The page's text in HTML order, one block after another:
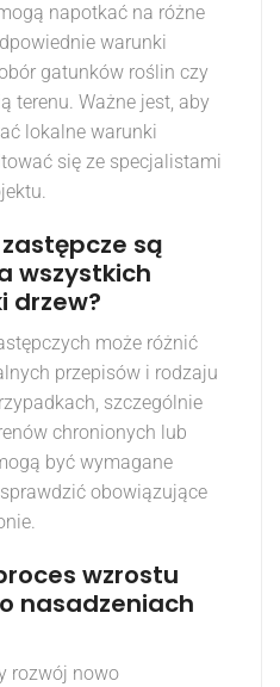
napotkać na różne
warunki
gatunków roślin czy
terenu. Ważne jest, aby
lokalne warunki
się ze specjalistami
są
wszystkich
drzew?
może różnić
przepisów i rodzaju
szczególnie
chronionych lub
być wymagane
obowiązujące
wzrostu
nasadzeniach
rozwój nowo